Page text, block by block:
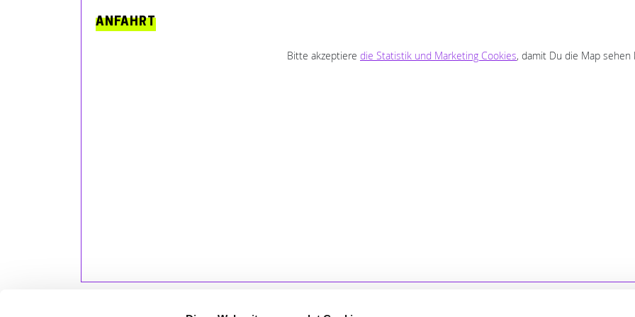
und können die Firma
ANFAHRT
Bitte akzeptiere die Statistik und Marketing Cookies, damit Du die Map sehen